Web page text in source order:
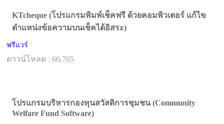
KTcheque (โปรแกรมพิมพ์เช็คฟรี ด้วยคอมพิวเตอร์ แก้ไข
ตำแหน่งข้อความบนเช็คได้อิสระ)
ฟรีแวร์
ดาวน์โหลด : 60,765
โปรแกรมบริหารกองทุนสวัสดิการชุมชน (Community
Welfare Fund Software)